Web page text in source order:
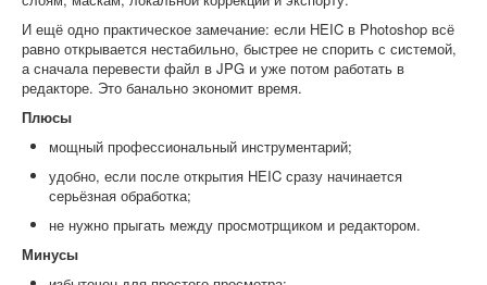
И ещё одно практическое замечание: если HEIC в Photoshop всё
равно открывается нестабильно, быстрее не спорить с системой,
а сначала перевести файл в JPG и уже потом работать в
редакторе. Это банально экономит время.
Плюсы
мощный профессиональный инструментарий;
удобно, если после открытия HEIC сразу начинается
серьёзная обработка;
не нужно прыгать между просмотрщиком и редактором.
Минусы